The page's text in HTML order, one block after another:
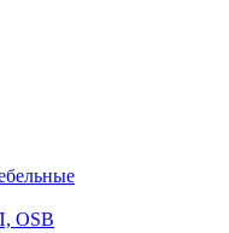
OSB